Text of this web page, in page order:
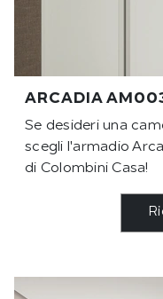
ARCADIA
Se desideri una
scegli l'armadio
di Colombini Casa!